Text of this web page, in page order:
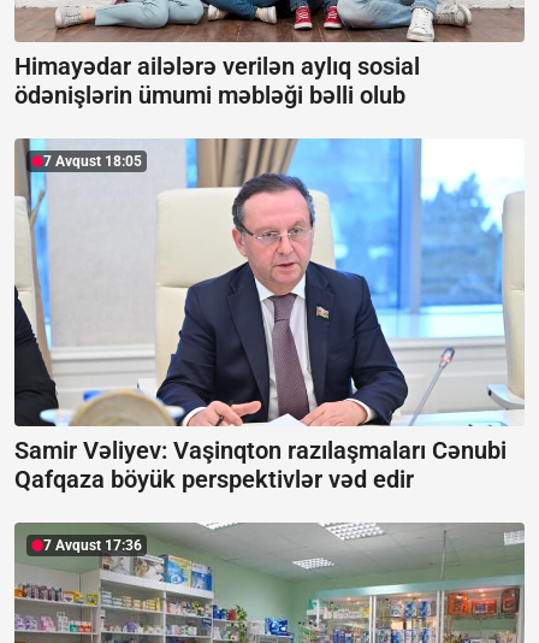
Himayədar ailələrə verilən aylıq sosial
ödənişlərin ümumi məbləği bəlli olub
7 Avqust 18:05
Samir Vəliyev: Vaşinqton razılaşmaları Cənubi
Qafqaza böyük perspektivlər vəd edir
7 Avqust 17:36